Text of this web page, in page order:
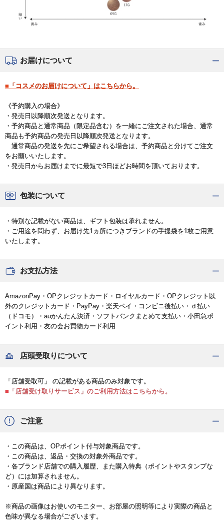
お届けについて
■「コスメのお届けについて」はこちらから。
《予約購入の場合》
・発売日以降順次発送となります。
・予約商品と通常商品（限定品含む）を一緒にご注文された場合、通常
商品も予約商品の発売日以降順次発送となります。
通常商品の発送を先にご希望される場合は、予約商品と分けてご注文
をお願いいたします。
・発売日からお届けまでに最短で3日ほどお時間を頂いております。
包装について
・特別な記載がない商品は、ギフト包装は承れません。
・ご用途を問わず、お届け先1ヵ所につきブランドの手提袋を1枚ご用意
いたします。
お支払方法
AmazonPay・OPクレジットカード・ロイヤルカード・OPクレジット以
外のクレジットカード・PayPay・楽天ペイ・コンビニ後払い・ｄ払い
（ドコモ）・auかんたん決済・ソフトバンクまとめて支払い・小田急ポ
イント利用・友の会お買物カード利用
店頭受取りについて
「店舗受取可」 の記載がある商品のみ対象です。
■「店舗受け取りサービス」のご利用方法はこちらから。
ご注意
・この商品は、OPポイント付与対象商品です。
・この商品は、返品・交換の対象外商品です。
・各ブランド店舗での購入履歴、また購入特典（ポイントやスタンプな
ど）には加算されません。
・原産国は商品により異なります。
※商品の画像はお使いのモニター、お部屋の照明等により実際の商品と
色味が異なる場合がございます。